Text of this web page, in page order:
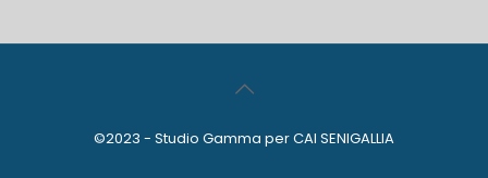
©2023 - Studio Gamma per CAI SENIGALLIA